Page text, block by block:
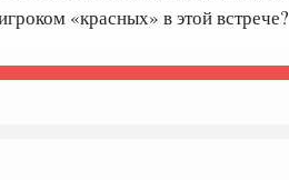
«красных» в этой встрече?